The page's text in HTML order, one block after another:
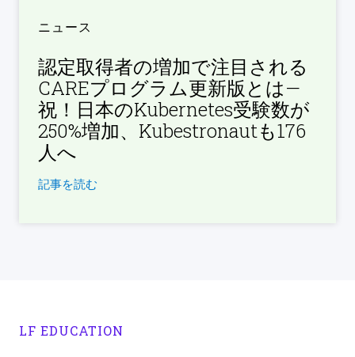
ニュース
認定取得者の増加で注目される
CAREプログラム更新版とは—
祝！日本のKubernetes受験数が
250%増加、Kubestronautも176
人へ
記事を読む
LF EDUCATION